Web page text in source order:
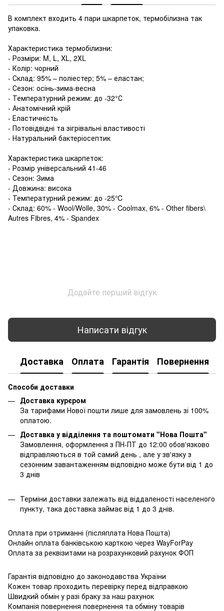
В комплект входить 4 пари шкарпеток, термобілизна так
упаковка.
Характеристика термобілизни:
- Розміри: M, L, XL, 2ХL
- Колір: чорний
- Склад: 95% – поліестер; 5% – еластан;
- Сезон: осінь-зима-весна
- Температурний режим: до -32°С
- Анатомічний крій
- Еластичність
- Потовідвідні та зігрівальні властивості
- Натуральний бактеріосептик
Характеристика шкарпеток:
- Розмір універсальний 41-46
- Сезон: Зима
- Довжина: висока
- Температурний режим: до -25℃
- Склад: 60% - Wool/Wolle, 30% - Coolmax, 6% - Other fibers\
Autres Fibres, 4% - Spandex
Додайте перший відгук
Написати відгук
Доставка Оплата Гарантія Повернення
Способи доставки
Доставка курєром
За тарифами Нової пошти лише для замовлень зі 100%
оплатою.
Доставка у відділення та поштомати "Нова Пошта"
Замовлення, оформлення з ПН-ПТ до 12:00 обов'язково
відправляються в той самий день , але у зв'язку з
сезонним завантаженням відповідно може бути від 1 до
3 днів
Терміни доставки залежать від віддаленості населеного
пункту, така доставка займає від 1 до 3 днів.
Оплата при отриманні (післяплата Нова Пошта)
Онлайн оплата банківською карткою через WayForPay
Оплата за реквізитами на розрахунковий рахунок ФОП
Гарантія відповідно до законодавства України
Кожен товар проходить перевірку перед відправкою
Швидкий обмін у разі браку за наш рахунок
Компанія повернення повернення та обміну товарів